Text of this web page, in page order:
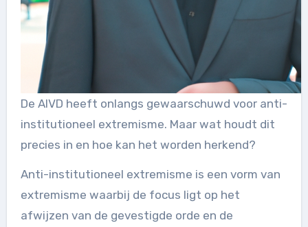
De AIVD heeft onlangs gewaarschuwd voor anti-
institutioneel extremisme. Maar wat houdt dit
precies in en hoe kan het worden herkend?
Anti-institutioneel extremisme is een vorm van
extremisme waarbij de focus ligt op het
afwijzen van de gevestigde orde en de